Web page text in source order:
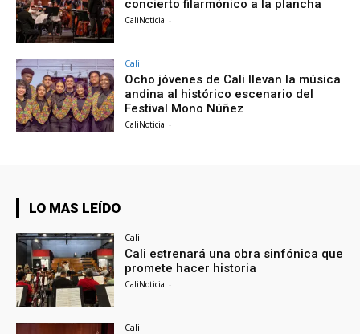
concierto filarmónico a la plancha
CaliNoticia -
Cali
Ocho jóvenes de Cali llevan la música
andina al histórico escenario del
Festival Mono Núñez
CaliNoticia -
LO MAS LEÍDO
Cali
Cali estrenará una obra sinfónica que
promete hacer historia
CaliNoticia -
Cali